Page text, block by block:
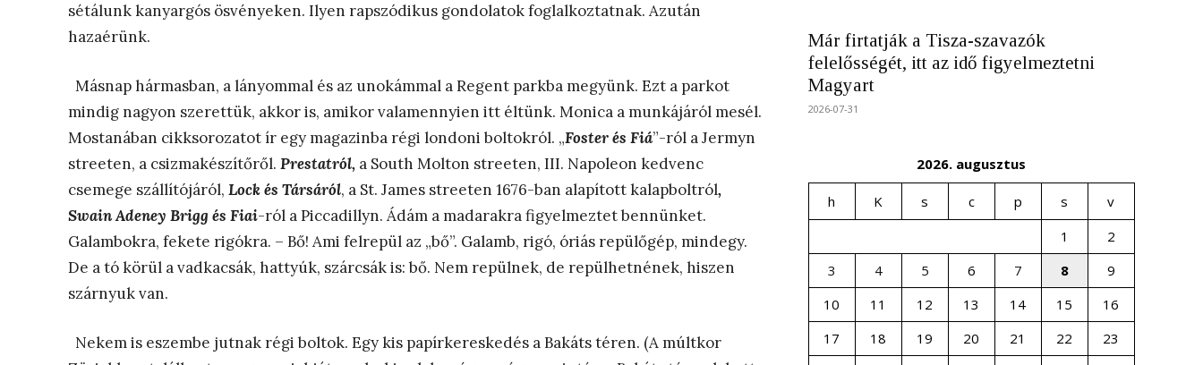
sétálunk kanyargós ösvényeken. Ilyen rapszódikus gondolatok foglalkoztatnak. Azután
hazaérünk.
Másnap hármasban, a lányommal és az unokámmal a Regent parkba megyünk. Ezt a parkot
mindig nagyon szerettük, akkor is, amikor valamennyien itt éltünk. Monica a munkájáról mesél.
Mostanában cikksorozatot ír egy magazinba régi londoni boltokról. „Foster és Fiá”-ról a Jermyn
streeten, a csizmakészítőről. Prestatról, a South Molton streeten, III. Napoleon kedvenc
csemege szállítójáról, Lock és Társáról, a St. James streeten 1676-ban alapított kalapboltról,
Swain Adeney Brigg és Fiai-ról a Piccadillyn. Ádám a madarakra figyelmeztet bennünket.
Galambokra, fekete rigókra. – Bő! Ami felrepül az „bő”. Galamb, rigó, óriás repülőgép, mindegy.
De a tó körül a vadkacsák, hattyúk, szárcsák is: bő. Nem repülnek, de repülhetnének, hiszen
szárnyuk van.
Nekem is eszembe jutnak régi boltok. Egy kis papírkereskedés a Bakáts téren. (A múltkor
Már firtatják a Tisza-szavazók
felelősségét, itt az idő figyelmeztetni
Magyart
2026-07-31
2026. augusztus
h K s c p s
v
1
2
3
4 5 6 7 8
9
10
11 12 13 14 15
16
17
18 19 20 21 22
23